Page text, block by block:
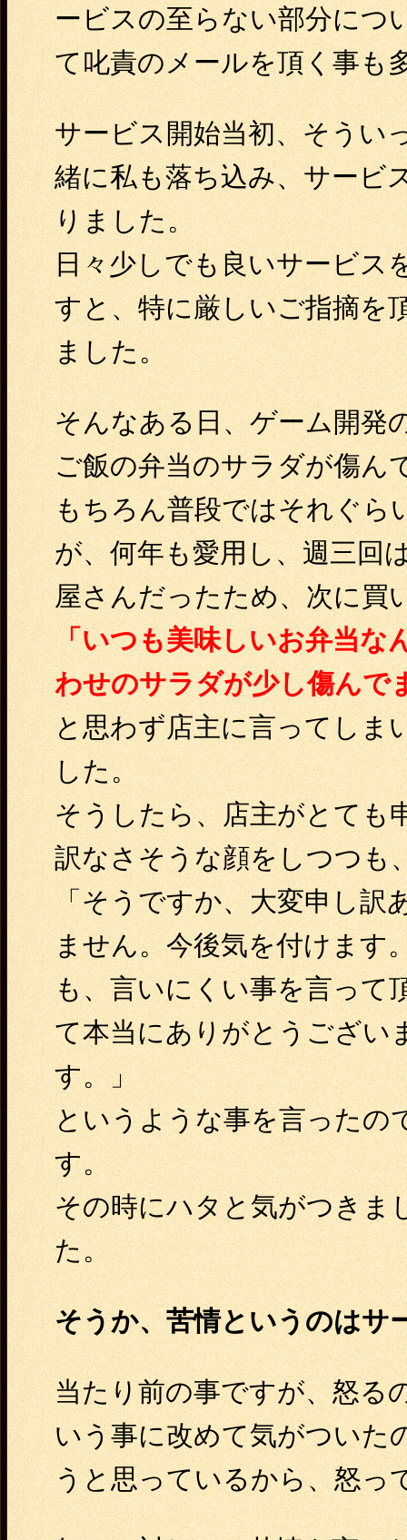
ービスの至らない部分につ
て叱責のメールを頂く事も
サービス開始当初、そうい
緒に私も落ち込み、サービ
りました。
日々少しでも良いサービス
すと、特に厳しいご指摘を
ました。
そんなある日、ゲーム開発
ご飯の弁当のサラダが傷ん
もちろん普段ではそれぐら
が、何年も愛用し、週三回
屋さんだったため、次に買
「いつも美味しいお弁当
わせのサラダが少し傷んで
と思わず店主に言ってしま
した。
そうしたら、店主がとても
訳なさそうな顔をしつつも
「そうですか、大変申し訳
ません。今後気を付けます
も、言いにくい事を言って
て本当にありがとうござい
す。」
というような事を言ったの
す。
その時にハタと気がつきま
た。
そうか、苦情というのはサ
当たり前の事ですが、怒る
いう事に改めて気がついた
うと思っているから、怒っ